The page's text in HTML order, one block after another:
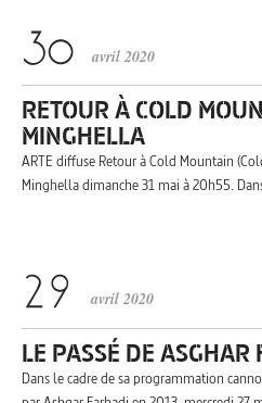
avril 2020
RETOUR À COLD
MINGHELLA
ARTE diffuse Retour à Cold Mountain
Minghella dimanche 31 mai à 20h55.
avril 2020
LE PASSÉ DE ASGHAR
Dans le cadre de sa programmation